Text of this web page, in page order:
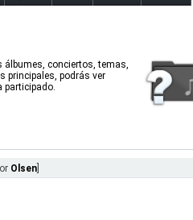
álbumes, conciertos, temas,
principales, podrás ver
participado.
Olsen